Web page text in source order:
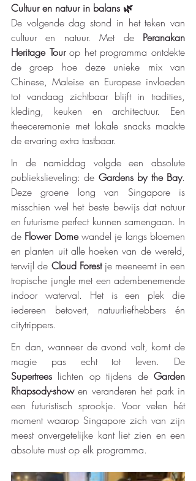
Cultuur en natuur in balans 🌿
De volgende dag stond in het teken van
cultuur en natuur. Met de Peranakan
Heritage Tour op het programma ontdekte
de groep hoe deze unieke mix van
Chinese, Maleise en Europese invloeden
tot vandaag zichtbaar blijft in tradities,
kleding, keuken en architectuur. Een
theeceremonie met lokale snacks maakte
de ervaring extra tastbaar.
In de namiddag volgde een absolute
publiekslieveling: de Gardens by the Bay.
Deze groene long van Singapore is
misschien wel het beste bewijs dat natuur
en futurisme perfect kunnen samengaan. In
de Flower Dome wandel je langs bloemen
en planten uit alle hoeken van de wereld,
terwijl de Cloud Forest je meeneemt in een
tropische jungle met een adembenemende
indoor waterval. Het is een plek die
iedereen betovert, natuurliefhebbers én
citytrippers.
En dan, wanneer de avond valt, komt de
Supertrees lichten op tijdens de Garden
Rhapsody-show en veranderen het park in
een futuristisch sprookje. Voor velen hét
moment waarop Singapore zich van zijn
meest onvergetelijke kant liet zien en een
absolute must op elk programma.